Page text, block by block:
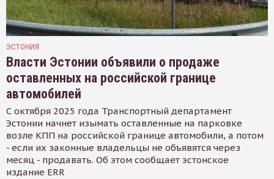
ЭСТОНИЯ
Власти Эстонии объявили о продаже
оставленных на российской границе
автомобилей
С октября 2025 года Транспортный департамент
Эстонии начнет изымать оставленные на парковке
возле КПП на российской границе автомобили, а потом
- если их законные владельцы не объявятся через
месяц - продавать. Об этом сообщает эстонское
издание ERR